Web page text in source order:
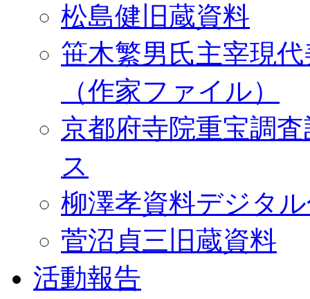
松島健旧蔵資料
笹木繁男氏主宰現
（作家ファイル）
京都府寺院重宝調
ス
柳澤孝資料デジタ
菅沼貞三旧蔵資料
活動報告